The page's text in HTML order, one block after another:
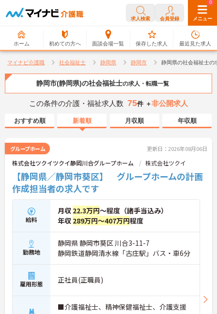
求人検索 会員登録 メニュー
ホーム 初めての方へ 面談会場一覧
0
保存した求人
0
最近見た求人
マイナビ介護職 社会福祉士 静岡県 静岡市 静岡県の社会福祉士の
静岡市(静岡県)の社会福祉士の求人・転職一覧
この条件の介護・福祉求人数 75件 ＋非公開求人
おすすめ順 新着順 月収順 年収順
グループホーム 更新日：2026年08月06日
株式会社ツクイツクイ静岡川合グループホーム 株式会社ツクイ
【静岡県／静岡市葵区】 グループホームの計画
作成担当者の求人です
給料
月収 22.3万円～程度（諸手当込み）
年収 289万円～407万円程度
勤務地
静岡県 静岡市葵区 川合3-11-7
静岡鉄道静岡清水線「古庄駅」バス・車6分
雇用形態 正社員(正職員)
■介護福祉士、精神保健福祉士、介護支援